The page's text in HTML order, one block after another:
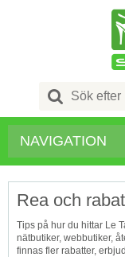
Search
for:
NAVIGATION
Rea och
Tips på hur du hittar Le
nätbutiker, webbutiker,
finnas fler rabatter,